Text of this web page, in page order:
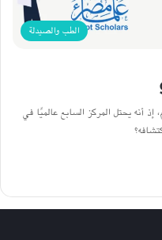
الطب والصيدلة
أنه يحتل المركز السابع عالميًا في